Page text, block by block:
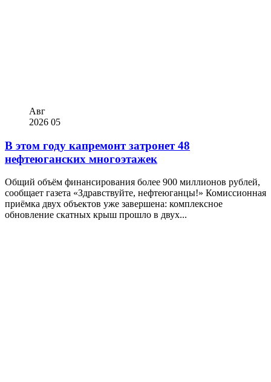
Авг
2026 05
В этом году капремонт затронет 48
нефтеюганских многоэтажек
Общий объём финансирования более 900 миллионов рублей,
сообщает газета «Здравствуйте, нефтеюганцы!» Комиссионная
приёмка двух объектов уже завершена: комплексное
обновление скатных крыш прошло в двух...